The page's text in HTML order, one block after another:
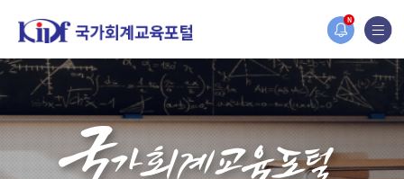
N
홈페이지가 새롭게 개편되었습니다.
한국조세재정연구원홈페이지가 새롭게 개설되었습니다.